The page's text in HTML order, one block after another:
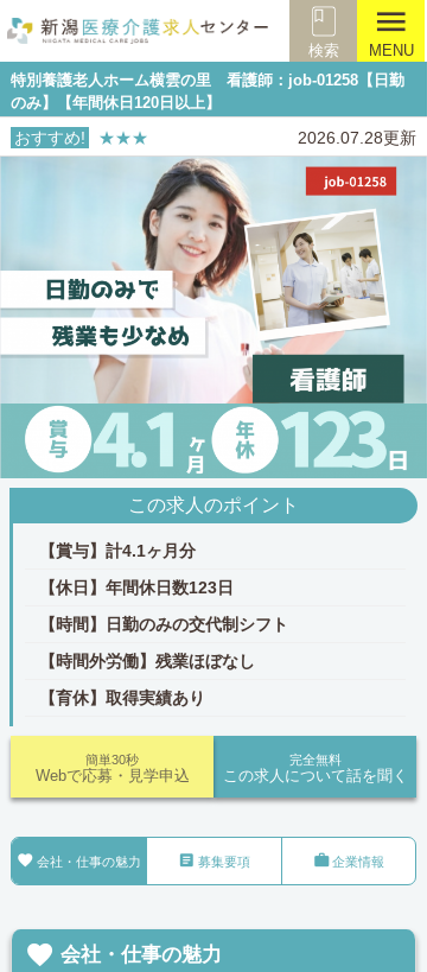
検索
menu
MENU
特別養護老人ホーム横雲の里 看護師：job-01258【日勤
のみ】【年間休日120日以上】
おすすめ! ★★★ 2026.07.28更新
この求人のポイント
【賞与】計4.1ヶ月分
【休日】年間休日数123日
【時間】日勤のみの交代制シフト
【時間外労働】残業ほぼなし
【育休】取得実績あり
完全無料
この求人について話を聞く
簡単30秒
Webで応募・見学申込
 会社・仕事の魅力  募集要項 企業情報
 会社・仕事の魅力